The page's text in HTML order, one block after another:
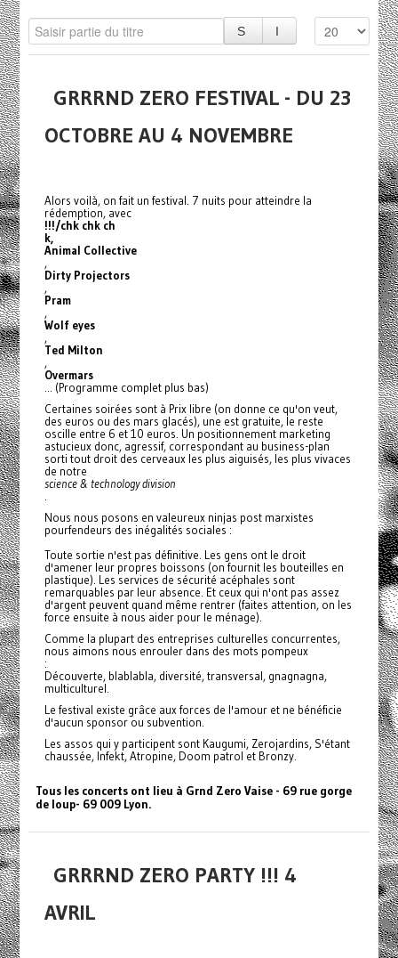
GRRRND ZERO FESTIVAL - DU 23
OCTOBRE AU 4 NOVEMBRE
Alors voilà, on fait un festival. 7 nuits pour atteindre la
rédemption, avec
!!!/chk chk ch
k,
Animal Collective
,
Dirty Projectors
,
Pram
,
Wolf eyes
,
Ted Milton
,
Overmars
... (Programme complet plus bas)
Certaines soirées sont à Prix libre (on donne ce qu'on veut,
des euros ou des mars glacés), une est gratuite, le reste
oscille entre 6 et 10 euros. Un positionnement marketing
astucieux donc, agressif, correspondant au business-plan
sorti tout droit des cerveaux les plus aiguisés, les plus vivaces
de notre
science & technology division
Nous nous posons en valeureux ninjas post marxistes
pourfendeurs des inégalités sociales :
Toute sortie n'est pas définitive. Les gens ont le droit
d'amener leur propres boissons (on fournit les bouteilles en
plastique). Les services de sécurité acéphales sont
remarquables par leur absence. Et ceux qui n'ont pas assez
d'argent peuvent quand même rentrer (faites attention, on les
force ensuite à nous aider pour le ménage).
Comme la plupart des entreprises culturelles concurrentes,
nous aimons nous enrouler dans des mots pompeux
:
Découverte, blablabla, diversité, transversal, gnagnagna,
multiculturel.
Le festival existe grâce aux forces de l'amour et ne bénéficie
d'aucun sponsor ou subvention.
Les assos qui y participent sont Kaugumi, Zerojardins, S'étant
chaussée, Infekt, Atropine, Doom patrol et Bronzy.
Tous les concerts ont lieu à Grnd Zero Vaise - 69 rue gorge
de loup- 69 009 Lyon.
GRRRND ZERO PARTY !!! 4
AVRIL